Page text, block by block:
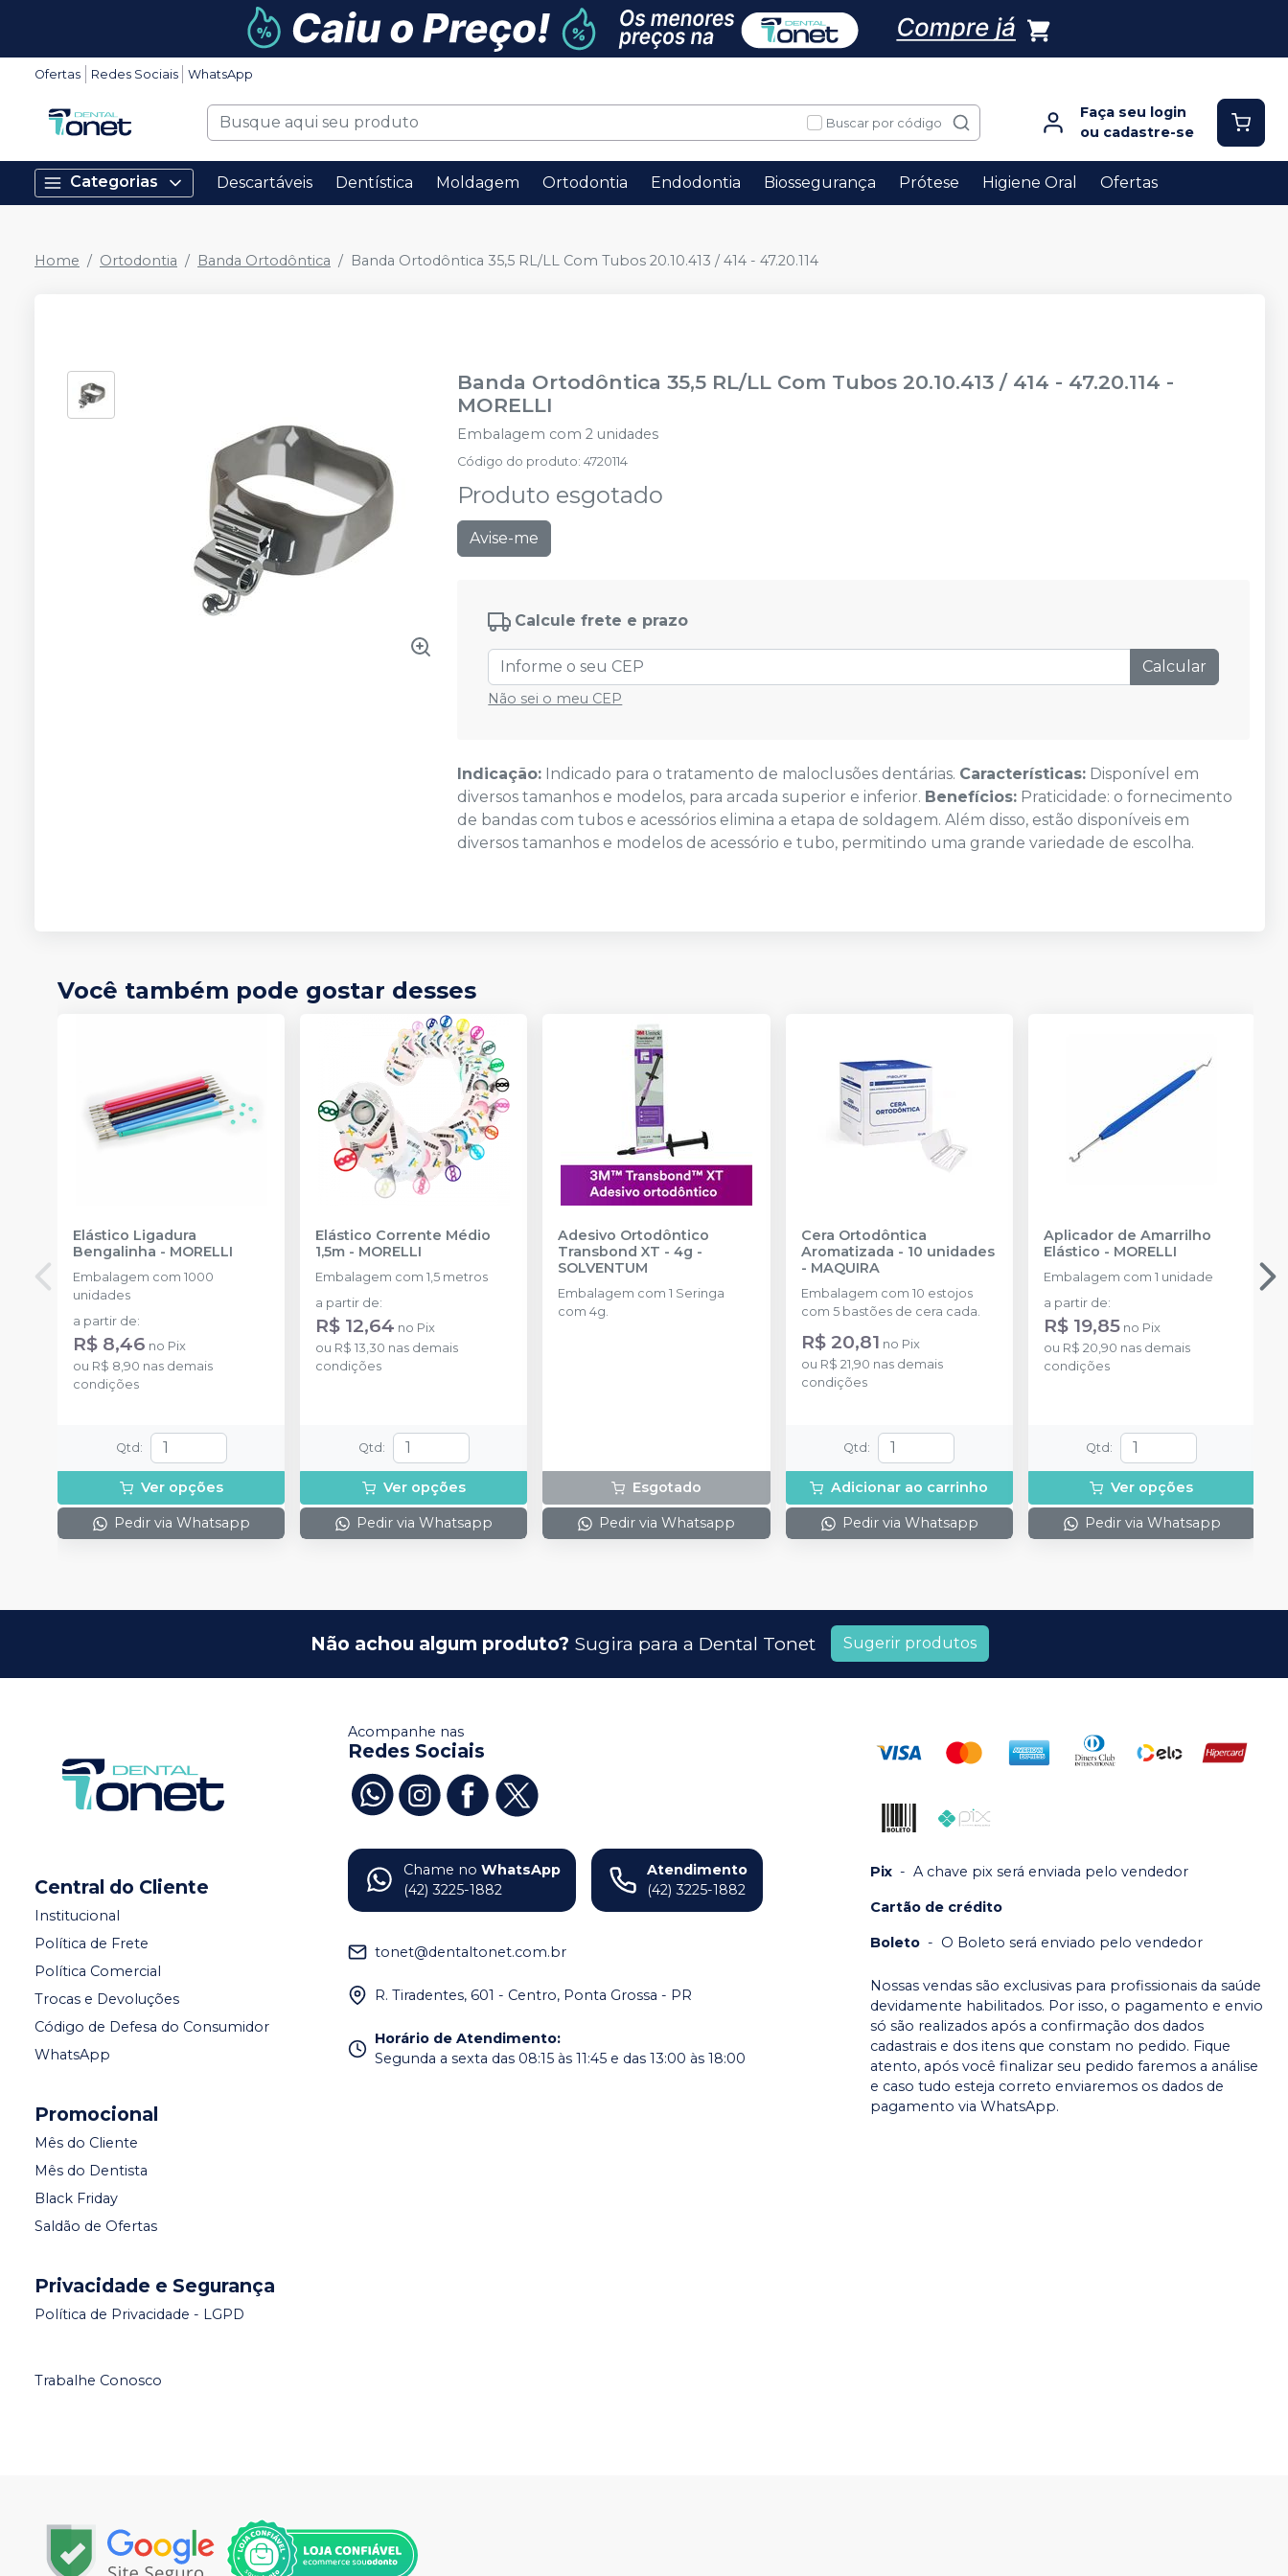
Ofertas Redes Sociais WhatsApp
Buscar por código
Faça seu login
ou cadastre-se
Categorias Descartáveis Dentística Moldagem Ortodontia Endodontia Biossegurança Prótese Higiene Oral Ofertas
Home Ortodontia Banda Ortodôntica Banda Ortodôntica 35,5 RL/LL Com Tubos 20.10.413 / 414 - 47.20.114
Banda Ortodôntica 35,5 RL/LL Com Tubos 20.10.413 / 414 - 47.20.114 -
MORELLI
Embalagem com 2 unidades
Código do produto:4720114
Produto esgotado
Avise-me
Calcule frete e prazo
Calcular
Não sei o meu CEP
Indicação: Indicado para o tratamento de maloclusões dentárias. Características: Disponível em
diversos tamanhos e modelos, para arcada superior e inferior. Benefícios: Praticidade: o fornecimento
de bandas com tubos e acessórios elimina a etapa de soldagem. Além disso, estão disponíveis em
diversos tamanhos e modelos de acessório e tubo, permitindo uma grande variedade de escolha.
Você também pode gostar desses
Elástico Ligadura
Bengalinha - MORELLI
Embalagem com 1000
unidades
a partir de:
R$ 8,46 no Pix
ou R$ 8,90 nas demais
condições
Qtd :
Ver opções
Pedir via Whatsapp
Elástico Corrente Médio
1,5m - MORELLI
Embalagem com 1,5 metros
a partir de:
R$ 12,64 no Pix
ou R$ 13,30 nas demais
condições
Qtd :
Ver opções
Pedir via Whatsapp
Adesivo Ortodôntico
Transbond XT - 4g -
SOLVENTUM
Embalagem com 1 Seringa
com 4g.
Esgotado
Pedir via Whatsapp
Cera Ortodôntica
Aromatizada - 10 unidades
- MAQUIRA
Embalagem com 10 estojos
com 5 bastões de cera cada.
R$ 20,81 no Pix
ou R$ 21,90 nas demais
condições
Qtd :
Adicionar ao carrinho
Pedir via Whatsapp
Aplicador de Amarrilho
Elástico - MORELLI
Embalagem com 1 unidade
a partir de:
R$ 19,85 no Pix
ou R$ 20,90 nas demais
condições
Qtd :
Ver opções
Pedir via Whatsapp
Não achou algum produto? Sugira para a Dental Tonet Sugerir produtos
Central do Cliente
Institucional
Política de Frete
Política Comercial
Trocas e Devoluções
Código de Defesa do Consumidor
WhatsApp
Promocional
Mês do Cliente
Mês do Dentista
Black Friday
Saldão de Ofertas
Privacidade e Segurança
Política de Privacidade - LGPD
Trabalhe Conosco
Acompanhe nas
Redes Sociais
Chame no WhatsApp
(42) 3225-1882
Atendimento
(42) 3225-1882
tonet@dentaltonet.com.br
R. Tiradentes, 601 - Centro, Ponta Grossa - PR
Horário de Atendimento:
Segunda a sexta das 08:15 às 11:45 e das 13:00 às 18:00
Pix - A chave pix será enviada pelo vendedor
Cartão de crédito
Boleto - O Boleto será enviado pelo vendedor
Nossas vendas são exclusivas para profissionais da saúde
devidamente habilitados. Por isso, o pagamento e envio
só são realizados após a confirmação dos dados
cadastrais e dos itens que constam no pedido. Fique
atento, após você finalizar seu pedido faremos a análise
e caso tudo esteja correto enviaremos os dados de
pagamento via WhatsApp.